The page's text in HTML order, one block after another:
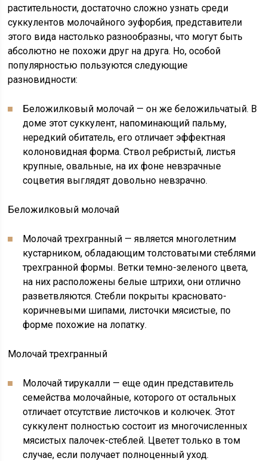
растительности, достаточно сложно узнать среди
суккулентов молочайного эуфорбия, представители
этого вида настолько разнообразны, что могут быть
абсолютно не похожи друг на друга. Но, особой
популярностью пользуются следующие
разновидности:
Беложилковый молочай — он же беложильчатый. В
доме этот суккулент, напоминающий пальму,
нередкий обитатель, его отличает эффектная
колоновидная форма. Ствол ребристый, листья
крупные, овальные, на их фоне невзрачные
соцветия выглядят довольно невзрачно.
Беложилковый молочай
Молочай трехгранный — является многолетним
кустарником, обладающим толстоватыми стеблями
трехгранной формы. Ветки темно-зеленого цвета,
на них расположены белые штрихи, они отлично
разветвляются. Стебли покрыты красновато-
коричневыми шипами, листочки мясистые, по
форме похожие на лопатку.
Молочай трехгранный
Молочай тирукалли — еще один представитель
семейства молочайные, которого от остальных
отличает отсутствие листочков и колючек. Этот
суккулент полностью состоит из многочисленных
мясистых палочек-стеблей. Цветет только в том
случае, если получает полноценный уход.